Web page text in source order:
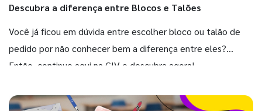
Descubra a diferença entre Blocos e Talões
Você já ficou em dúvida entre escolher bloco ou talão de
pedido por não conhecer bem a diferença entre eles?
Então, continue aqui na GIV e descubra agora!